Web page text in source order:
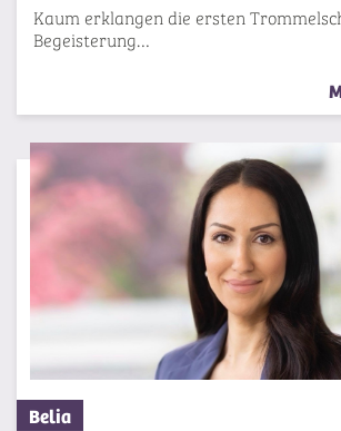
Kaum erklangen die ersten
Begeisterung…
Belia